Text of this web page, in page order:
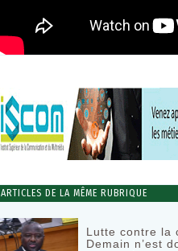
ARTICLES DE LA MÊME RUBRIQUE
Lutte contre la
Demain n’est